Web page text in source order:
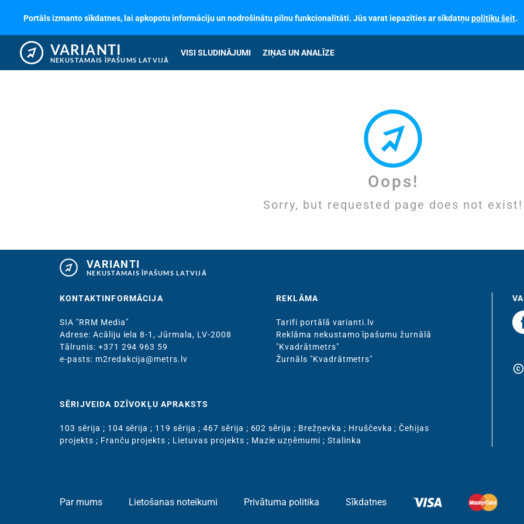
Portāls izmanto sīkdatnes, lai apkopotu informāciju un nodrošinātu pilnu funkcionalitāti. Jūs varat iepazīties ar sīkdatņupolitiku šeit.
VARIANTI
NEKUSTAMAIS ĪPAŠUMS LATVIJĀ
VISI SLUDINĀJUMI ZIŅAS UN ANALĪZE
Oops!
Sorry, but requested page does not exist!
VARIANTI
NEKUSTAMAIS ĪPAŠUMS LATVIJĀ
KONTAKTINFORMĀCIJA
SIA "RRM Media"
Adrese: Acāliju iela 8-1, Jūrmala, LV-2008
Тālrunis: +371 294 963 59
e-pasts: m2redakcija@metrs.lv
REKLĀMA
Tarifi portālā varianti.lv
Reklāma nekustamo īpašumu žurnālā
"Kvadrātmetrs"
Žurnāls "Kvadrātmetrs"
SĒRIJVEIDA DZĪVOKĻU APRAKSTS
103 sērija ; 104 sērija ; 119 sērija ; 467 sērija ; 602 sērija ; Brežņevka ; Hruščevka ;Čehijas
projekts ; Franču projekts ; Lietuvas projekts ; Mazie uzņēmumi ;Stalinka
copyright
Par mums Lietošanas noteikumi Privātuma politika Sīkdatnes